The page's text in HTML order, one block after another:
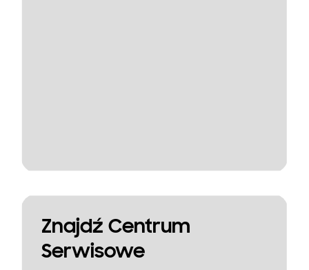
Znajdź Centrum
Serwisowe